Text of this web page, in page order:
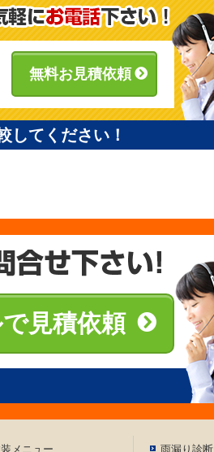
無料お見積依頼
してください！
見積依頼
メニュー 雨漏り診断